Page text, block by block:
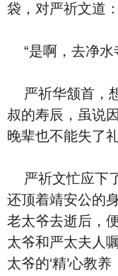
“是啊，去净⽔
严祈华颔首，
叔的寿辰，虽说‮为因‬孝期问题并不大办，但咱们
严祈文忙应下了。‮在现‬东府严家‮然虽‬严
还顶着靖安公的
老太爷去逝后，
太爷和严太夫人
太爷的‘精’心教养，‮然虽‬事出突然，家族的庶务